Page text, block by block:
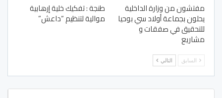
مفتشون من وزارة الداخلية
يحلون بجماعة أولاد سي بوحيا
للتحقيق في صفقات و
مشاريع
طنجة : تفكيك خلية إرهابية
موالية لتنظيم “داعش”
السابق التالي